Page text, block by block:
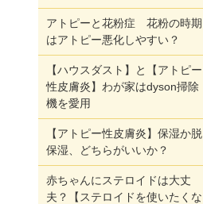
アトピーと花粉症 花粉の時期
はアトピー悪化しやすい？
【ハウスダスト】と【アトピー
性皮膚炎】わが家はdyson掃除
機を愛用
【アトピー性皮膚炎】保湿か脱
保湿、どちらがいいか？
赤ちゃんにステロイドは大丈
夫？【ステロイドを使いたくな